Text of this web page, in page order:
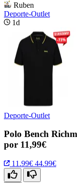
Ruben
Deporte-Outlet
1d
Deporte-Outlet
Polo Bench
por 11,99€
11.99€ 44.99€